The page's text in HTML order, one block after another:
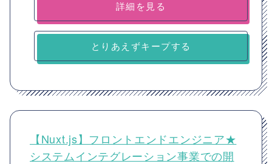
詳細を見る
とりあえずキープする
【Nuxt.js】フロントエンドエンジニア★
システムインテグレーション事業での開